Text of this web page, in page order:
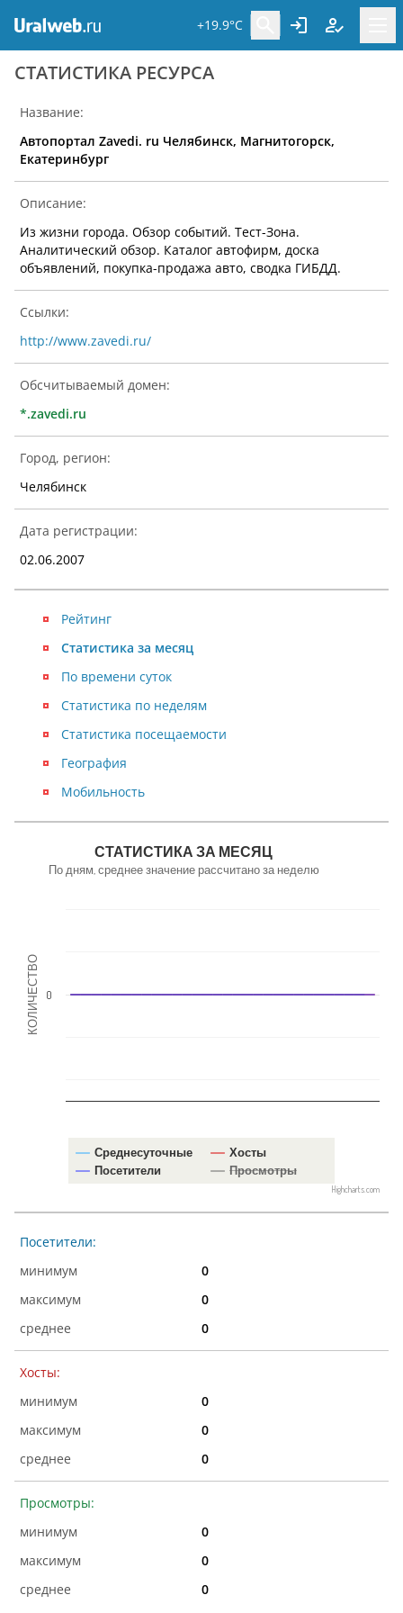
+19.9°C
CТАТИСТИКА РЕСУРСА
Название:
Автопортал Zavedi. ru Челябинск, Магнитогорск,
Екатеринбург
Описание:
Из жизни города. Обзор событий. Тест-Зона.
Аналитический обзор. Каталог автофирм, доска
объявлений, покупка-продажа авто, сводка ГИБДД.
Ссылки:
http://www.zavedi.ru/
Обсчитываемый домен:
*.zavedi.ru
Город, регион:
Челябинск
Дата регистрации:
02.06.2007
Рейтинг
Статистика посещаемости
Статистика за месяц
География
По времени суток
Мобильность
Статистика по неделям
КОЛИЧЕСТВО
СТАТИСТИКА ЗА МЕСЯЦ
По дням, среднее значение рассчитано за неделю
Среднесуточные
Хосты
Посетители
Просмотры
0
Highcharts.com
Посетители:
0
0
0
Хосты:
0
0
0
Просмотры:
0
0
0